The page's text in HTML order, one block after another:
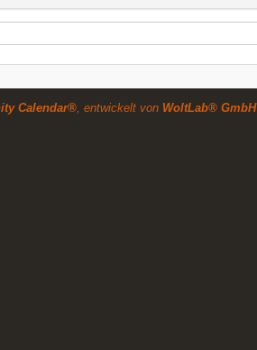
Calendar®, entwickelt von WoltLab® GmbH